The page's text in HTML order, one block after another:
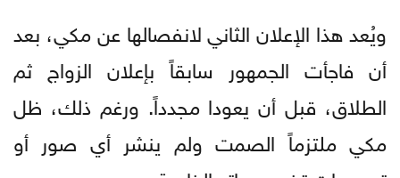
ويُعد هذا الإعلان الثاني لانفصالها عن مكي، بعد
أن فاجأت الجمهور سابقاً بإعلان الزواج ثم
الطلاق، قبل أن يعودا مجدداً. ورغم ذلك، ظل
مكي ملتزماً الصمت ولم ينشر أي صور أو